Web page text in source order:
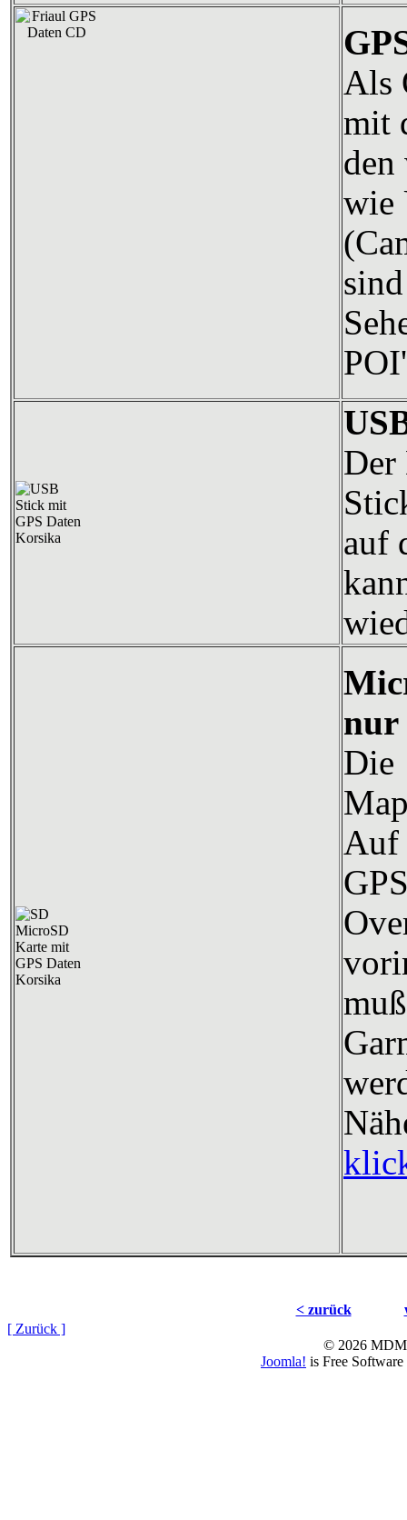
Als
mit
den
wie
Der
auf
nur
Auf
< zurück
[ Zurück ]
© 2026
Joomla! is Free